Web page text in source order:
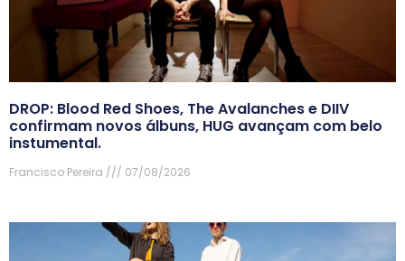
DROP: Blood Red Shoes, The Avalanches e DIIV
confirmam novos álbuns, HUG avançam com belo
instumental.
Francisco Pereira 07/08/2026